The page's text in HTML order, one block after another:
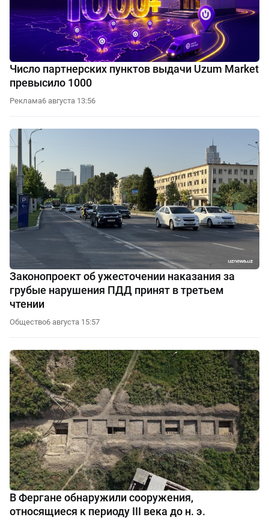
Число партнерских пунктов выдачи Uzum Market
превысило 1000
Реклама6 августа 13:56
Законопроект об ужесточении наказания за
грубые нарушения ПДД принят в третьем
чтении
Общество6 августа 15:57
В Фергане обнаружили сооружения,
относящиеся к периоду III века до н. э.